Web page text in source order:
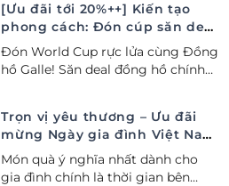
[Ưu đãi tới 20%++] Kiến tạo
phong cách: Đón cúp săn deal
– Siêu ưu đãi đồng hành cùng
World Cup
Đón World Cup rực lửa cùng Đồng
hồ Galle! Săn deal đồng hồ chính
Trọn vị yêu thương – Ưu đãi
mừng Ngày gia đình Việt Nam
28/06
Món quà ý nghĩa nhất dành cho
gia đình chính là thời gian bên